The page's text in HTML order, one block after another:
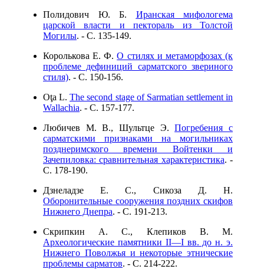
Полидович Ю. Б. Иранская мифологема
царской власти и пектораль из Толстой
Могилы. - C. 135-149.
Королькова Е. Ф.О стилях и метаморфозах (к
проблеме дефиниций сарматского звериного
стиля). - C. 150-156.
Oţa L.The second stage of Sarmatian settlement in
Wallachia. - C. 157-177.
Любичев М. В., Шультце Э.Погребения с
сарматскими признаками на могильниках
позднеримского времени Войтенки и
Зачепиловка: сравнительная характеристика. -
C. 178-190.
Дзнеладзе Е. С., Сикоза Д. Н.
Оборонительные сооружения поздних скифов
Нижнего Днепра. - C. 191-213.
Скрипкин А. С., Клепиков В. М.
Археологические памятники II—I вв. до н. э.
Нижнего Поволжья и некоторые этнические
проблемы сарматов. - C. 214-222.